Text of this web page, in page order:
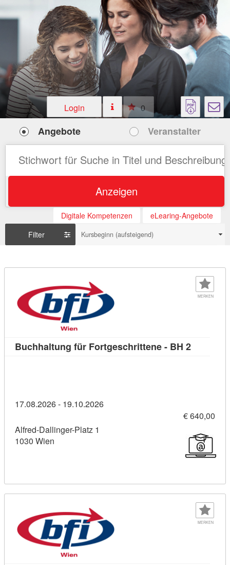
Login 0
Angebote Veranstalter
Anzeigen
Digitale Kompetenzen
eLearing-Angebote
Filter
Kursbeginn (aufsteigend)
MERKEN
Buchhaltung für Fortgeschrittene - BH 2
17.08.2026 - 19.10.2026
€ 640,00
Alfred-Dallinger-Platz 1
1030 Wien
MERKEN